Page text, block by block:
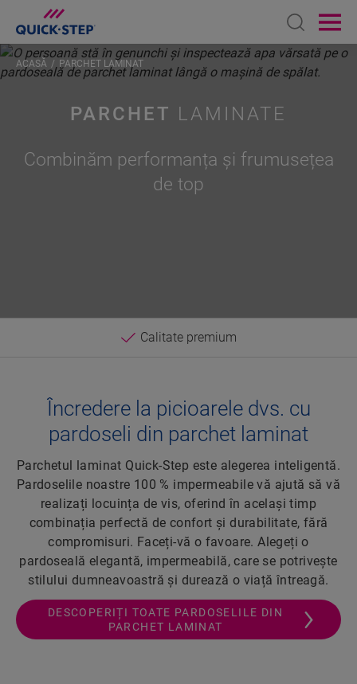
Open
PARCHET LAMINATE
Combinăm performanța și frumusețea
de top
ACASĂ PARCHET LAMINAT
Calitate premium
Încredere la picioarele dvs. cu
pardoseli din parchet laminat
Parchetul laminat Quick-Step este alegerea inteligentă.
Pardoselile noastre 100 % impermeabile vă ajută să vă
realizați locuința de vis, oferind în același timp
combinația perfectă de confort și durabilitate, fără
compromisuri. Faceți-vă o favoare. Alegeți o
pardoseală elegantă, impermeabilă, care se potrivește
stilului dumneavoastră și durează o viață întreagă.
DESCOPERIȚI TOATE PARDOSELILE DIN
PARCHET LAMINAT